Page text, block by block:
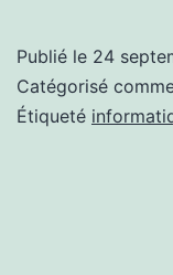
Publié le 24
Catégorisé
Étiqueté